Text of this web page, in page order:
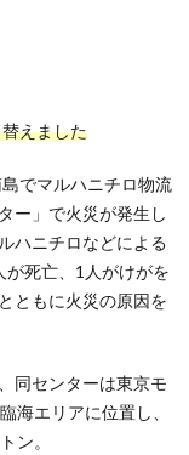
えました
でマルハニチロ物流
ー」で火災が発生し
ハニチロなどによる
が死亡、1人がけがを
ともに火災の原因を
同センターは東京モ
海エリアに位置し、
ン。